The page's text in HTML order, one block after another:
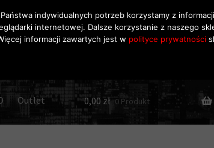
Szukaj:
Szukaj
Outlet 0,00 zł 0 Produkt
indywidualnych potrzeb korzystamy z
internetowej. Dalsze korzystanie z naszego
informacji zawartych jest w polityce prywatności